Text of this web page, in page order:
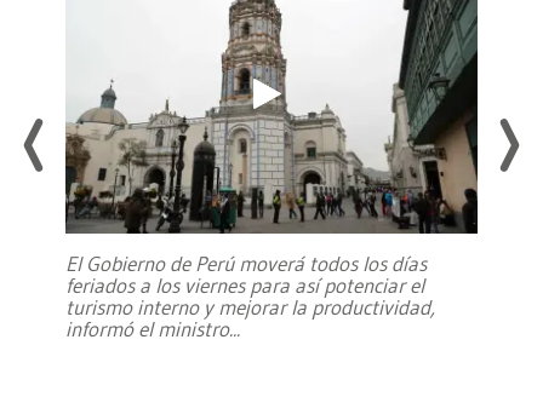
El Gobierno de Perú moverá todos los días
feriados a los viernes para así potenciar el
turismo interno y mejorar la productividad,
informó el ministro...